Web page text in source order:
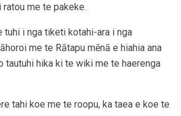
me te pakeke.
tuhi i nga tiketi kotahi-ara i nga
me te Rātapu mēnā e hiahia ana
tautuhi hika ki te wiki me te haerenga
tahi koe me te roopu, ka taea e koe te